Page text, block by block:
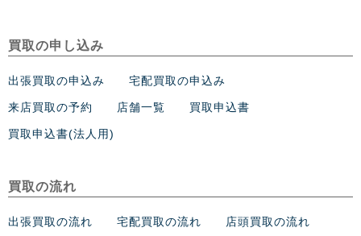
買取の申し込み
出張買取の申込み 宅配買取の申込み
来店買取の予約 店舗一覧 買取申込書
買取申込書(法人用)
買取の流れ
出張買取の流れ 宅配買取の流れ 店頭買取の流れ